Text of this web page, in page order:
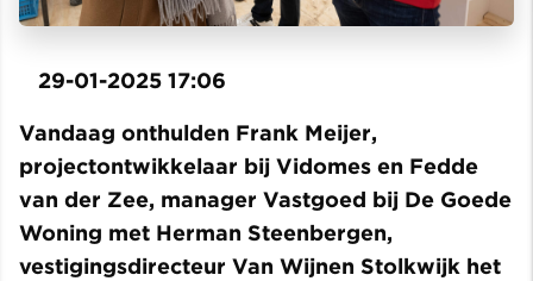
29-01-2025 17:06
Vandaag onthulden Frank Meijer,
projectontwikkelaar bij Vidomes en Fedde
van der Zee, manager Vastgoed bij De Goede
Woning met Herman Steenbergen,
vestigingsdirecteur Van Wijnen Stolkwijk het